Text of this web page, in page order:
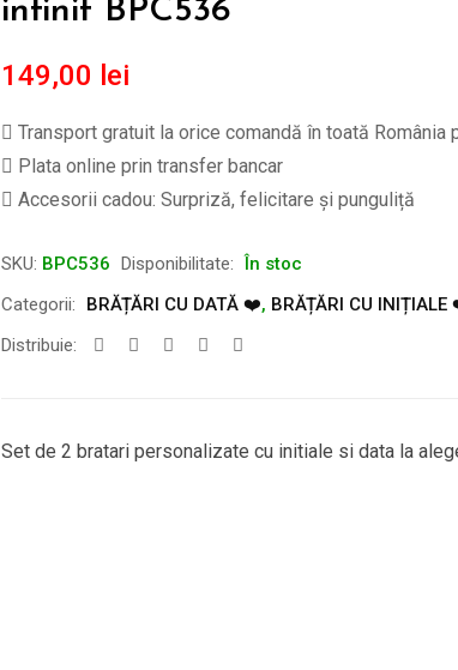
infinit BPC536
149,00 lei
Transport gratuit la orice comandă în toată România
Plata online prin transfer bancar
Accesorii cadou: Surpriză, felicitare și punguliță
SKU: BPC536 Disponibilitate: În stoc
Categorii:
BRĂȚĂRI CU DATĂ ❤️, BRĂȚĂRI CU INIȚIALE
Distribuie:
Set de 2 bratari personalizate cu initiale si data la